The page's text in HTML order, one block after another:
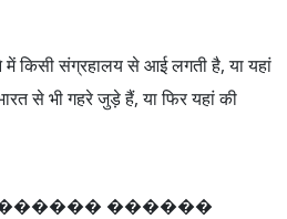
किसी संग्रहालय से आई लगती है, या यहां
से भी गहरे जुड़े हैं, या फिर यहां की
����� ������